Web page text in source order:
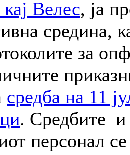
Велес, ја
средина,
за
средба на 11
. Средбите и
персонал